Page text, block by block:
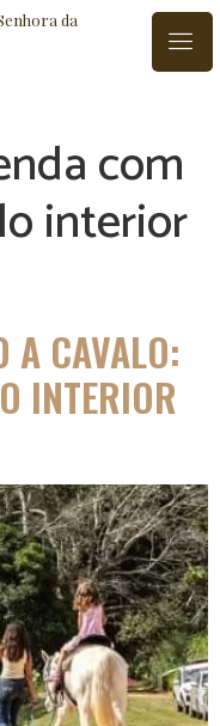
da
com
interior
A CAVALO:
INTERIOR